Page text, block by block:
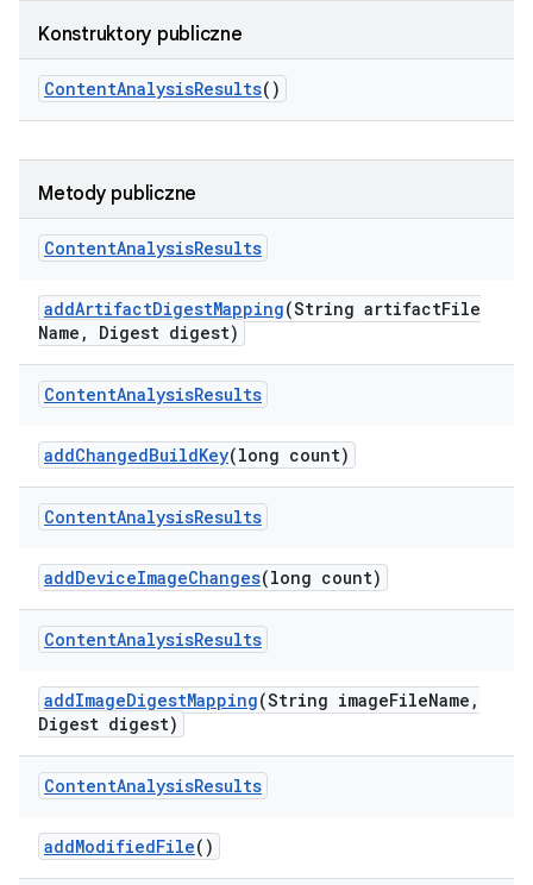
Konstruktory publiczne
ContentAnalysisResults()
Metody publiczne
ContentAnalysisResults
addArtifactDigestMapping(String artifactFile
Name , Digest digest)
ContentAnalysisResults
addChangedBuildKey(long count)
ContentAnalysisResults
addDeviceImageChanges(long count)
ContentAnalysisResults
addImageDigestMapping(String imageFileName ,
Digest digest)
ContentAnalysisResults
addModifiedFile()